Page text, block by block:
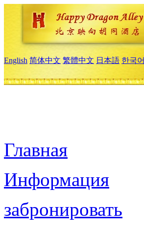
English 简体中文 繁體中文 日本語 한국어
Главная
Информация
забронировать